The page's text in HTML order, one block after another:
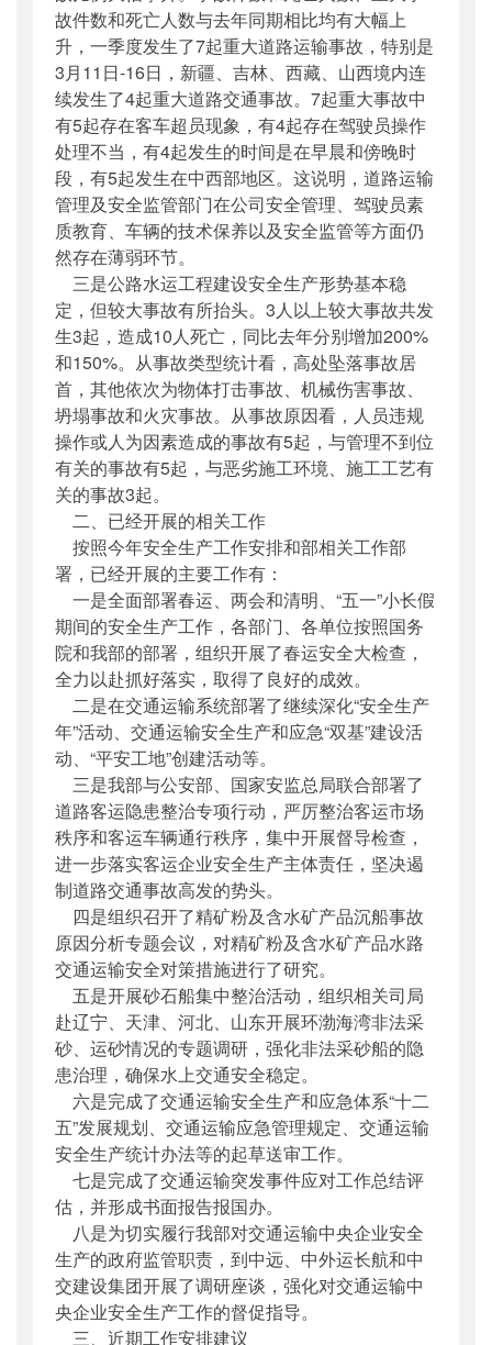
故件数和死亡人数与去年同期相比均有大幅上
升，一季度发生了7起重大道路运输事故，特别是
3月11日-16日，新疆、吉林、西藏、山西境内连
续发生了4起重大道路交通事故。7起重大事故中
有5起存在客车超员现象，有4起存在驾驶员操作
处理不当，有4起发生的时间是在早晨和傍晚时
段，有5起发生在中西部地区。这说明，道路运输
管理及安全监管部门在公司安全管理、驾驶员素
质教育、车辆的技术保养以及安全监管等方面仍
然存在薄弱环节。
三是公路水运工程建设安全生产形势基本稳
定，但较大事故有所抬头。3人以上较大事故共发
生3起，造成10人死亡，同比去年分别增加200%
和150%。从事故类型统计看，高处坠落事故居
首，其他依次为物体打击事故、机械伤害事故、
坍塌事故和火灾事故。从事故原因看，人员违规
操作或人为因素造成的事故有5起，与管理不到位
有关的事故有5起，与恶劣施工环境、施工工艺有
关的事故3起。
二、已经开展的相关工作
按照今年安全生产工作安排和部相关工作部
署，已经开展的主要工作有：
一是全面部署春运、两会和清明、“五一”小长假
期间的安全生产工作，各部门、各单位按照国务
院和我部的部署，组织开展了春运安全大检查，
全力以赴抓好落实，取得了良好的成效。
二是在交通运输系统部署了继续深化“安全生产
年”活动、交通运输安全生产和应急“双基”建设活
动、“平安工地”创建活动等。
三是我部与公安部、国家安监总局联合部署了
道路客运隐患整治专项行动，严厉整治客运市场
秩序和客运车辆通行秩序，集中开展督导检查，
进一步落实客运企业安全生产主体责任，坚决遏
制道路交通事故高发的势头。
四是组织召开了精矿粉及含水矿产品沉船事故
原因分析专题会议，对精矿粉及含水矿产品水路
交通运输安全对策措施进行了研究。
五是开展砂石船集中整治活动，组织相关司局
赴辽宁、天津、河北、山东开展环渤海湾非法采
砂、运砂情况的专题调研，强化非法采砂船的隐
患治理，确保水上交通安全稳定。
六是完成了交通运输安全生产和应急体系“十二
五”发展规划、交通运输应急管理规定、交通运输
安全生产统计办法等的起草送审工作。
七是完成了交通运输突发事件应对工作总结评
估，并形成书面报告报国办。
八是为切实履行我部对交通运输中央企业安全
生产的政府监管职责，到中远、中外运长航和中
交建设集团开展了调研座谈，强化对交通运输中
央企业安全生产工作的督促指导。
三、近期工作安排建议